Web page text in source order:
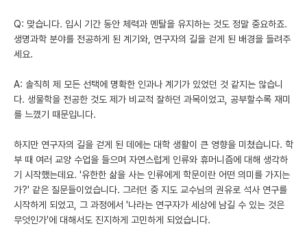
Q: 맞습니다. 입시 기간 동안 체력과 멘탈을 유지하는 것도 정말 중요하죠.
생명과학 분야를 전공하게 된 계기와, 연구자의 길을 걷게 된 배경을 들려주
세요.
A: 솔직히 제 모든 선택에 명확한 인과나 계기가 있었던 것 같지는 않습니
다. 생물학을 전공한 것도 제가 비교적 잘하던 과목이었고, 공부할수록 재미
를 느꼈기 때문입니다.
하지만 연구자의 길을 걷게 된 데에는 대학 생활이 큰 영향을 미쳤습니다. 학
부 때 여러 교양 수업을 들으며 자연스럽게 인류와 휴머니즘에 대해 생각하
기 시작했는데요. '유한한 삶을 사는 인류에게 학문이란 어떤 의미를 가지는
가?' 같은 질문들이었습니다. 그러던 중 지도 교수님의 권유로 석사 연구를
시작하게 되었고, 그 과정에서 '나라는 연구자가 세상에 남길 수 있는 것은
무엇인가'에 대해서도 진지하게 고민하게 되었습니다.